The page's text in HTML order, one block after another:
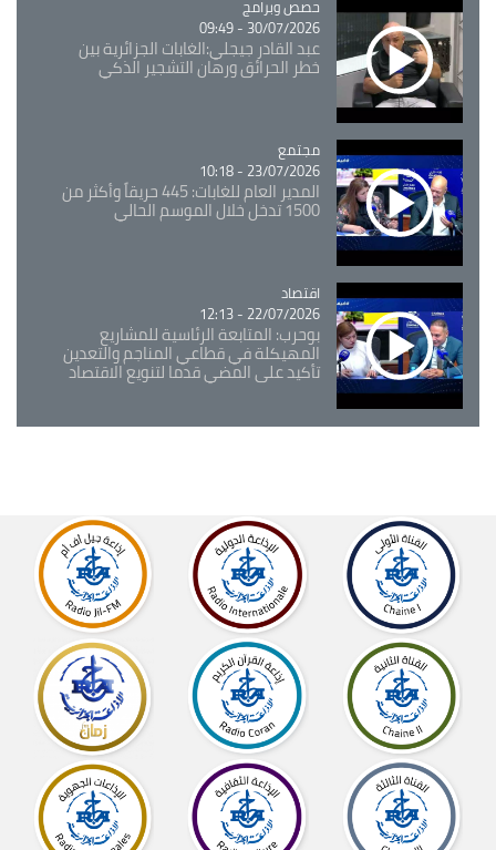
Catégorie
حصص وبرامج
30/07/2026 - 09:49
عبد القادر جيجلي:الغابات الجزائرية بين
خطر الحرائق ورهان التشجير الذكي
Catégorie
مجتمع
23/07/2026 - 10:18
المدير العام للغابات: 445 حريقاً وأكثر من
1500 تدخل خلال الموسم الحالي
Catégorie
اقتصاد
22/07/2026 - 12:13
بوحرب: المتابعة الرئاسية للمشاريع
المهيكلة في قطاعي المناجم والتعدين
تأكيد على المضي قدما لتنويع الاقتصاد